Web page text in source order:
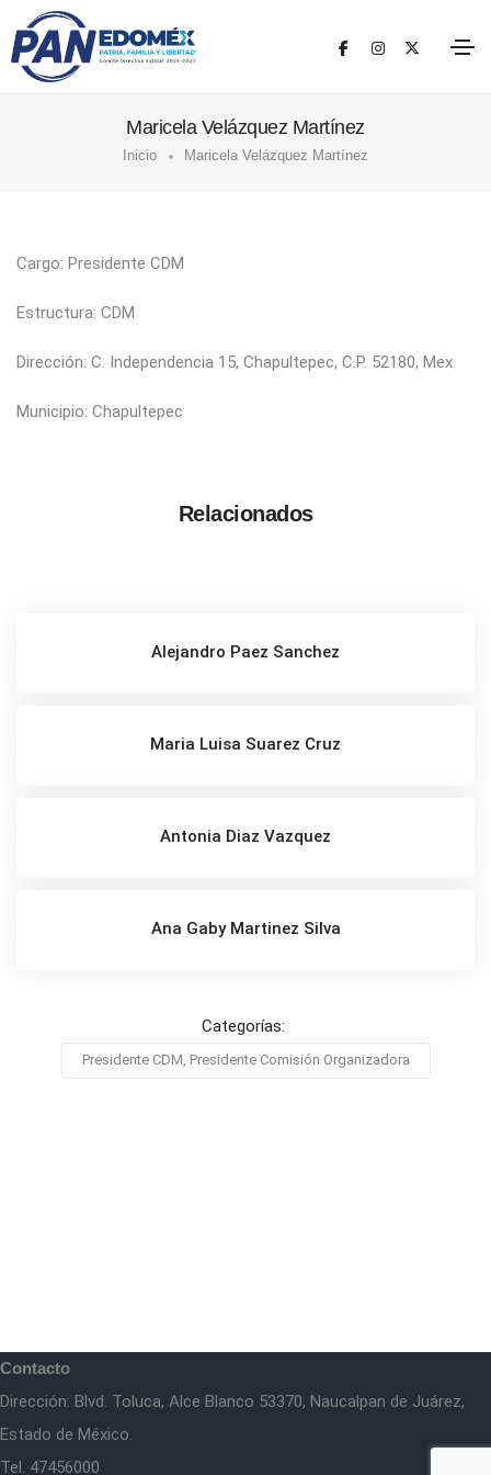
Maricela Velázquez Martínez
Inicio Maricela Velázquez Martínez
Cargo: Presidente CDM
Estructura: CDM
Dirección: C. Independencia 15, Chapultepec, C.P. 52180, Mex
Municipio: Chapultepec
Relacionados
Alejandro Paez Sanchez
Maria Luisa Suarez Cruz
Antonia Diaz Vazquez
Ana Gaby Martinez Silva
Categorías:
Presidente CDM, Presidente Comisión Organizadora
Contacto
Dirección: Blvd. Toluca, Alce Blanco 53370, Naucalpan de Juárez,
Estado de México.
Tel. 47456000